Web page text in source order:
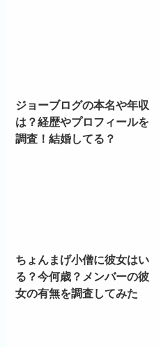
ジョーブログの本名や年収
は？経歴やプロフィールを
調査！結婚してる？
ちょんまげ小僧に彼女はい
る？今何歳？メンバーの彼
女の有無を調査してみた